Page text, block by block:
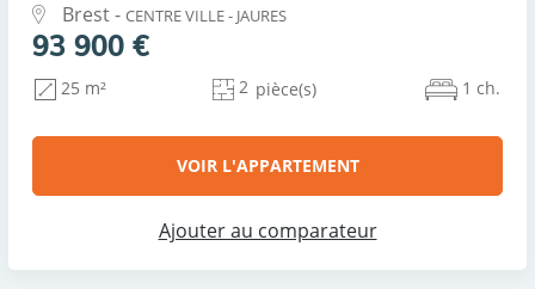
Brest - CENTRE VILLE - JAURES
93 900 €
25 m² 2 pièce(s) 1 ch.
VOIR L'APPARTEMENT
Ajouter au comparateur